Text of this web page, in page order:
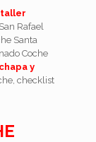
Rafael
Santa
Coche
chapa y
checklist